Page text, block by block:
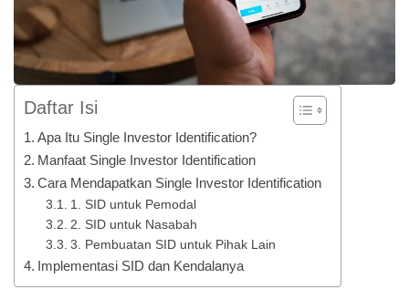
Daftar Isi
Apa Itu Single Investor Identification?
Manfaat Single Investor Identification
Cara Mendapatkan Single Investor Identification
1. SID untuk Pemodal
2. SID untuk Nasabah
3. Pembuatan SID untuk Pihak Lain
Implementasi SID dan Kendalanya